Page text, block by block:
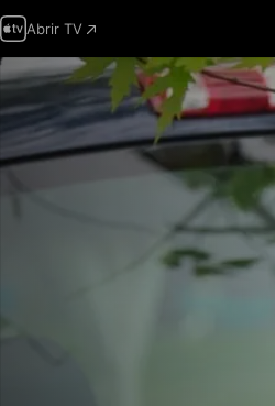
Abrir TV